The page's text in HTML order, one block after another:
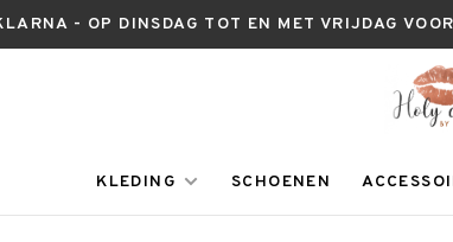
- OP DINSDAG TOT EN MET VRIJDAG
KLEDING SCHOENEN